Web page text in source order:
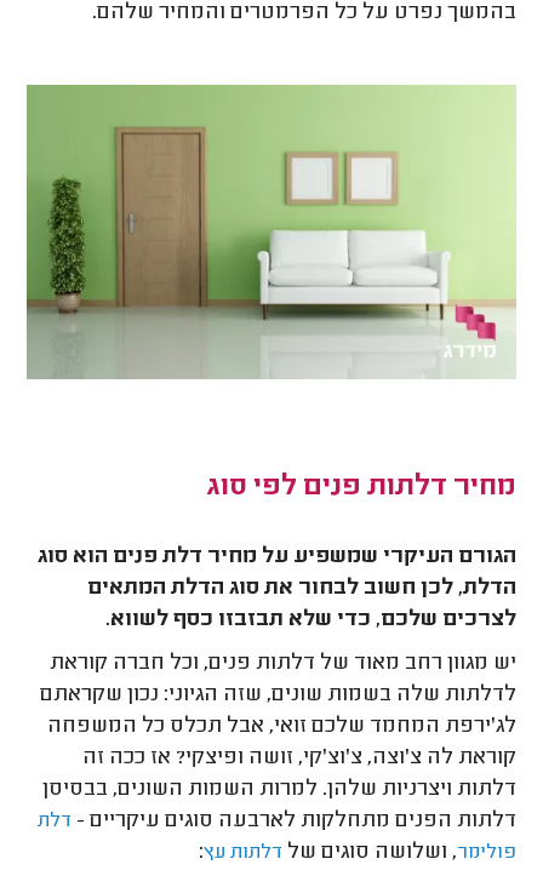
בהמשך נפרט על כל הפרמטרים והמחיר שלהם.
מחיר דלתות פנים לפי סוג
הגורם העיקרי שמשפיע על מחיר דלת פנים הוא סוג
הדלת, לכן חשוב לבחור את סוג הדלת המתאים
לצרכים שלכם, כדי שלא תבזבזו כסף לשווא.
יש מגוון רחב מאוד של דלתות פנים, וכל חברה קוראת
לדלתות שלה בשמות שונים, שזה הגיוני: נכון שקראתם
לג'ירפת המחמד שלכם זואי, אבל תכלס כל המשפחה
קוראת לה צ'וצה, צ'וצ'קי, זושה ופיצקי? אז ככה זה
דלתות ויצרניות שלהן. למרות השמות השונים, בבסיסן
דלתות הפנים מתחלקות לארבעה סוגים עיקריים - דלת
פולימר, ושלושה סוגים של דלתות עץ: